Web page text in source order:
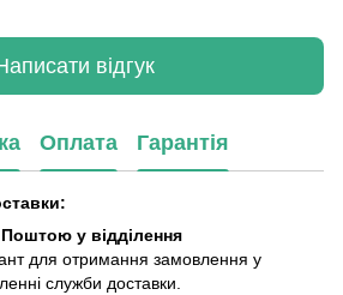
відгук
Оплата Гарантія
у відділення
для отримання замовлення у
служби доставки.